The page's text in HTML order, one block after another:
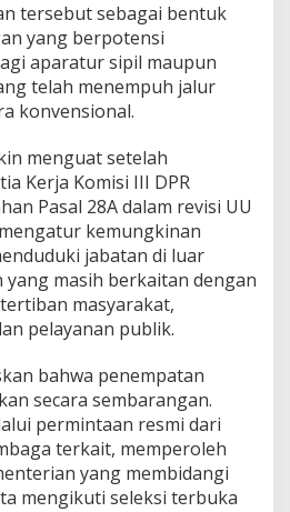
tersebut sebagai bentuk
yang berpotensi
aparatur sipil maupun
telah menempuh jalur
konvensional.
menguat setelah
Kerja Komisi III DPR
Pasal 28A dalam revisi UU
kemungkinan
jabatan di luar
masih berkaitan dengan
masyarakat,
pelayanan publik.
bahwa penempatan
secara sembarangan.
permintaan resmi dari
terkait, memperoleh
yang membidangi
mengikuti seleksi terbuka